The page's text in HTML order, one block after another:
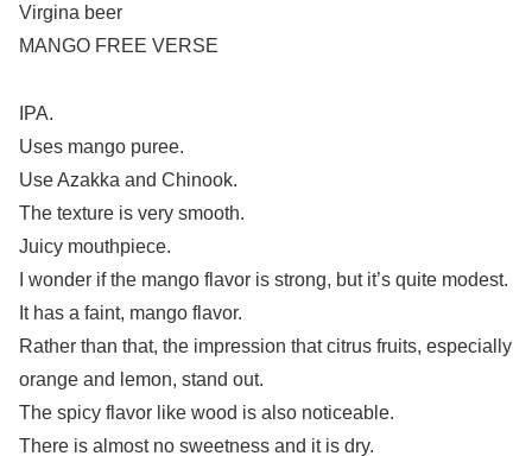
Virgina beer
MANGO FREE VERSE
IPA.
Uses mango puree.
Use Azakka and Chinook.
The texture is very smooth.
Juicy mouthpiece.
I wonder if the mango flavor is strong, but it’s quite modest.
It has a faint, mango flavor.
Rather than that, the impression that citrus fruits, especially
orange and lemon, stand out.
The spicy flavor like wood is also noticeable.
There is almost no sweetness and it is dry.